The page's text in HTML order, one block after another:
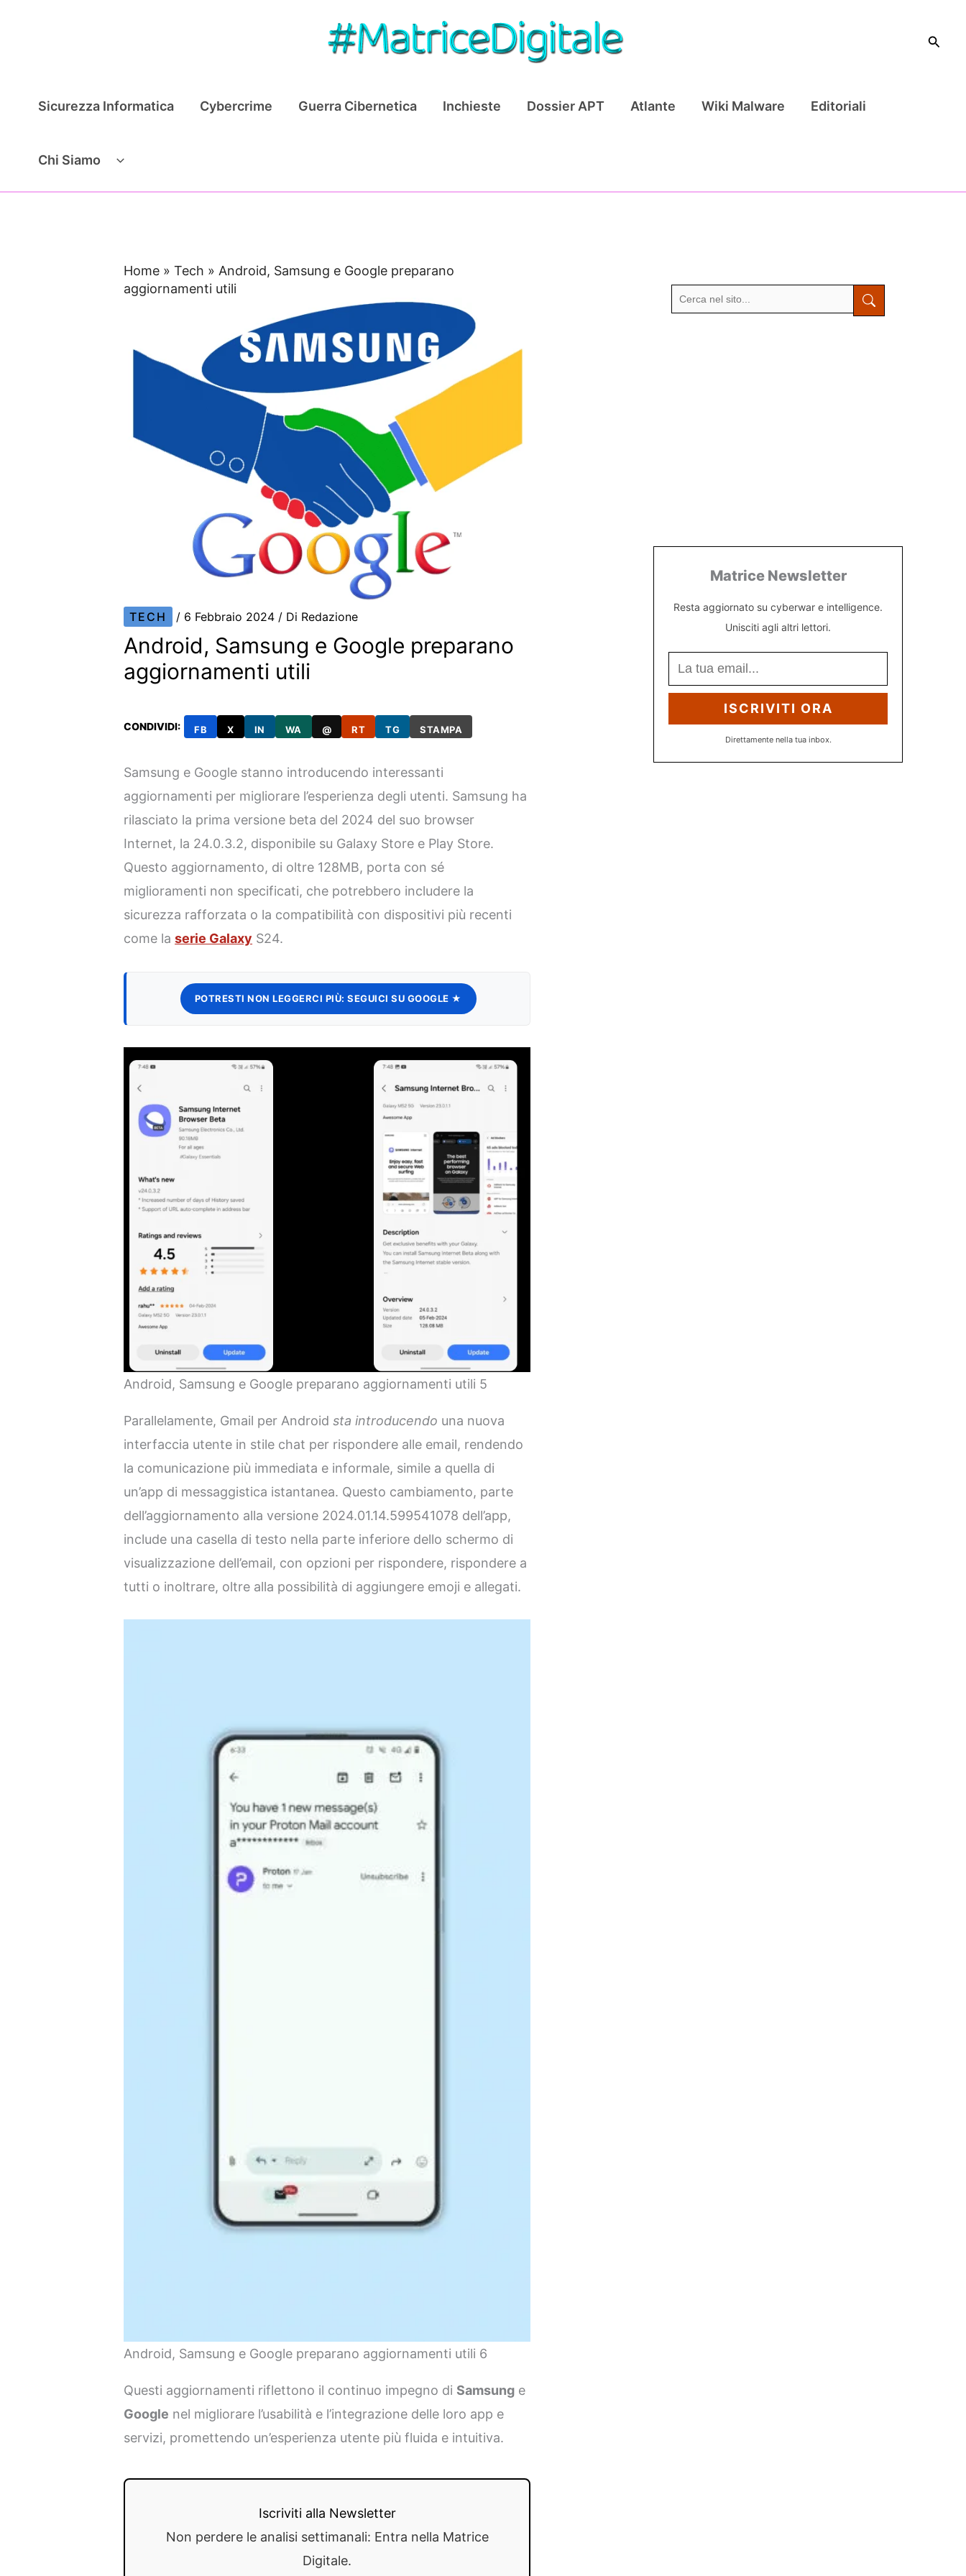
Cerca
Sicurezza Informatica Cybercrime Guerra Cibernetica Inchieste Dossier APT Atlante Wiki Malware Editoriali
Chi Siamo
Home »Tech » Android, Samsung e Google preparano
aggiornamenti utili
TECH / 6 Febbraio 2024 / Di Redazione
Android, Samsung e Google preparano
aggiornamenti utili
CONDIVIDI: FB X IN WA @ RT TG STAMPA
Samsung e Google stanno introducendo interessanti
aggiornamenti per migliorare l’esperienza degli utenti. Samsung ha
rilasciato la prima versione beta del 2024 del suo browser
Internet, la 24.0.3.2, disponibile su Galaxy Store e Play Store.
Questo aggiornamento, di oltre 128MB, porta con sé
miglioramenti non specificati, che potrebbero includere la
sicurezza rafforzata o la compatibilità con dispositivi più recenti
come laserie Galaxy S24.
POTRESTI NON LEGGERCI PIÙ: SEGUICI SU GOOGLE ★
Android, Samsung e Google preparano aggiornamenti utili 5
Parallelamente, Gmail per Androidsta introducendo una nuova
interfaccia utente in stile chat per rispondere alle email, rendendo
la comunicazione più immediata e informale, simile a quella di
un’app di messaggistica istantanea. Questo cambiamento, parte
dell’aggiornamento alla versione 2024.01.14.599541078 dell’app,
include una casella di testo nella parte inferiore dello schermo di
visualizzazione dell’email, con opzioni per rispondere, rispondere a
tutti o inoltrare, oltre alla possibilità di aggiungere emoji e allegati.
Android, Samsung e Google preparano aggiornamenti utili 6
Questi aggiornamenti riflettono il continuo impegno di Samsung e
Google nel migliorare l’usabilità e l’integrazione delle loro app e
servizi, promettendo un’esperienza utente più fluida e intuitiva.
Iscriviti alla Newsletter
Non perdere le analisi settimanali: Entra nella Matrice
Digitale.
Matrice Newsletter
Resta aggiornato su cyberwar e intelligence.
Unisciti agli altri lettori.
ISCRIVITI ORA
Direttamente nella tua inbox.